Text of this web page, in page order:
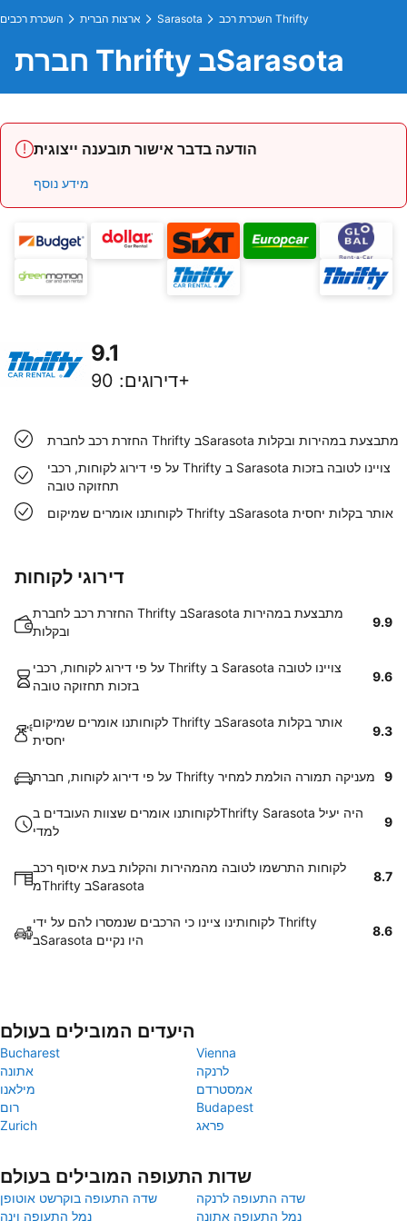
השכרת רכבים ארצות הברית Sarasota השכרת רכב Thrifty
חברת Thrifty בSarasota
הודעה בדבר אישור תובענה ייצוגית
מידע נוסף
9.1
דירוגים: 90+
החזרת רכב לחברת Thrifty בSarasota מתבצעת במהירות ובקלות
על פי דירוג לקוחות, רכבי Thrifty ב Sarasota צויינו לטובה בזכות
תחזוקה טובה
לקוחותנו אומרים שמיקום Thrifty בSarasota אותר בקלות יחסית
דירוגי לקוחות
החזרת רכב לחברת Thrifty בSarasota מתבצעת במהירות
ובקלות
9.9
על פי דירוג לקוחות, רכבי Thrifty ב Sarasota צויינו לטובה
בזכות תחזוקה טובה
9.6
לקוחותנו אומרים שמיקום Thrifty בSarasota אותר בקלות
יחסית
9.3
על פי דירוג לקוחות, חברת Thrifty מעניקה תמורה הולמת למחיר 9
לקוחותנו אומרים שצוות העובדים בThrifty Sarasota היה יעיל
למדי
9
לקוחות התרשמו לטובה מהמהירות והקלות בעת איסוף רכב
מThrifty בSarasota
8.7
לקוחותינו ציינו כי הרכבים שנמסרו להם על ידי Thrifty
בSarasota היו נקיים
8.6
היעדים המובילים בעולם
Bucharest
Vienna
אתונה
לרנקה
מילאנו
אמסטרדם
רום
Budapest
Zurich
פראג
שדות התעופה המובילים בעולם
שדה התעופה בוקרשט אוטופן
שדה התעופה לרנקה
נמל התעופה וינה
נמל התעופה אתונה